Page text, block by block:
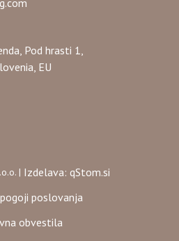
Pod hrasti 1,
EU
| Izdelava: qStom.si
poslovanja
obvestila